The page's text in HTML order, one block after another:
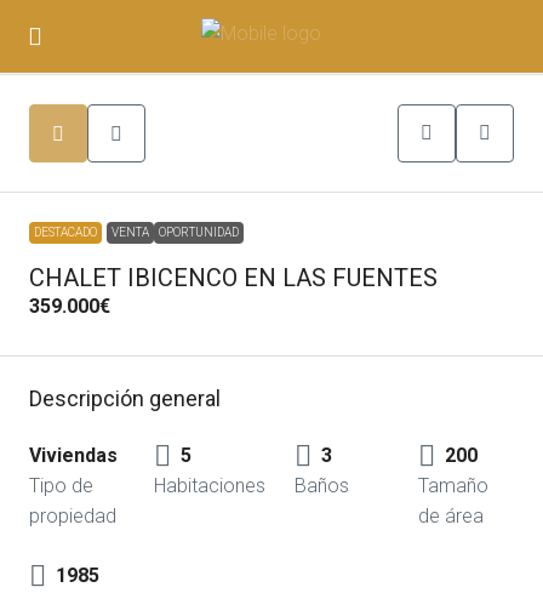
DESTACADO VENTA OPORTUNIDAD
CHALET IBICENCO EN LAS FUENTES
359.000€
Descripción general
Viviendas
Tipo de
propiedad
5
Habitaciones
3
Baños
200
Tamaño
de área
1985